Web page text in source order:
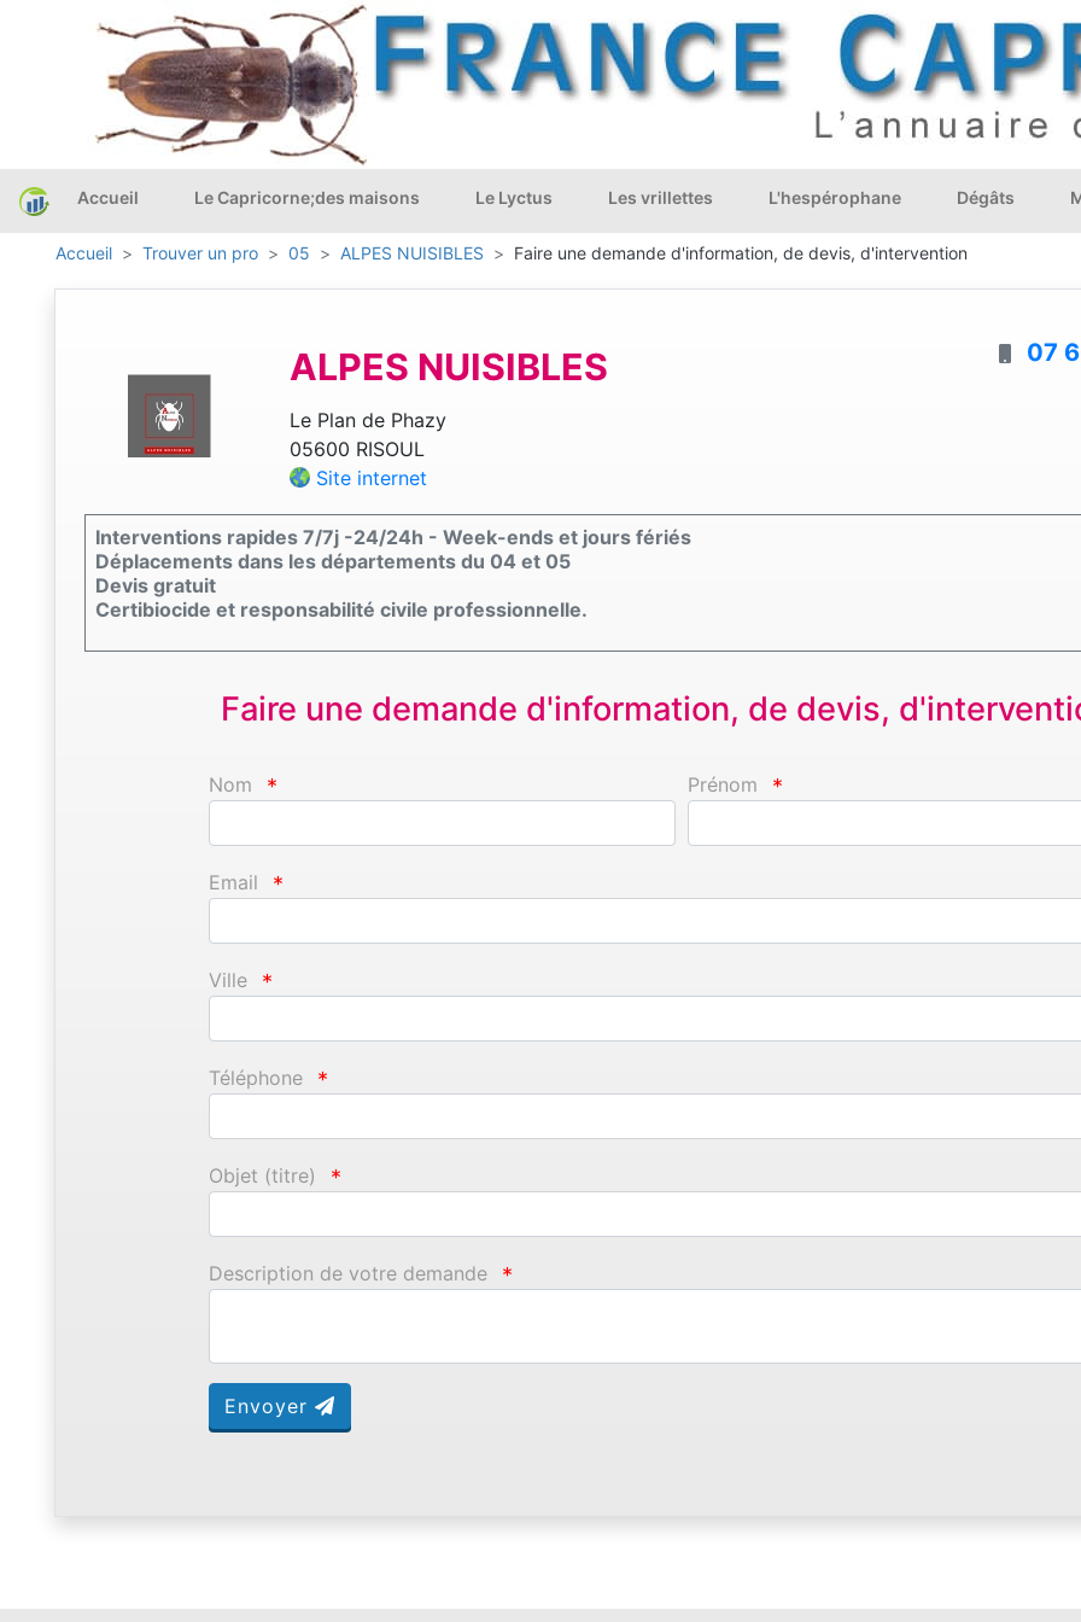
Accueil Le Capricorne;des maisons Le Lyctus Les vrillettes L'hespérophane Dégâts
Accueil Trouver un pro 05 ALPES NUISIBLES Faire une demande d'information, de devis, d'intervention
ALPES NUISIBLES
Le Plan de Phazy
05600 RISOUL
Site internet
07
Interventions rapides 7/7j -24/24h - Week-ends et jours fériés
Déplacements dans les départements du 04 et 05
Devis gratuit
Certibiocide et responsabilité civile professionnelle.
Faire une demande d'information, de devis,
Nom * Prénom *
Email *
Ville *
Téléphone *
Objet (titre) *
Description de votre demande *
Envoyer